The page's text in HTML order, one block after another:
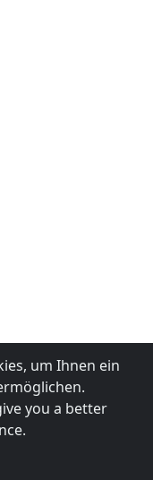
um Ihnen ein
you a better